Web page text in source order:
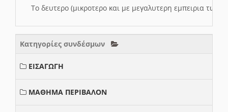
Το δευτερο (μικροτερο και με μεγαλυτερη εμπειρια
Κατηγορίες συνδέσμων
ΕΙΣΑΓΩΓΗ
ΜΑΘΗΜΑ ΠΕΡΙΒΑΛΟΝ